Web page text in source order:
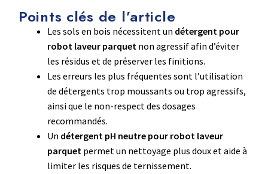
Points clés de l’article
Les sols en bois nécessitent un détergent pour
robot laveur parquet non agressif afin d’éviter
les résidus et de préserver les finitions.
Les erreurs les plus fréquentes sont l’utilisation
de détergents trop moussants ou trop agressifs,
ainsi que le non-respect des dosages
recommandés.
Un détergent pH neutre pour robot laveur
parquet permet un nettoyage plus doux et aide à
limiter les risques de ternissement.